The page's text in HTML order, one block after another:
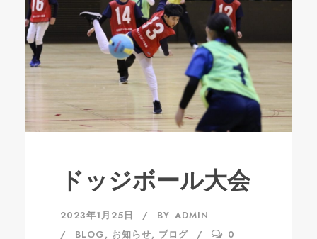
ドッジボール大会
2023年1月25日 BY ADMIN
BLOG, お知らせ, ブログ 0